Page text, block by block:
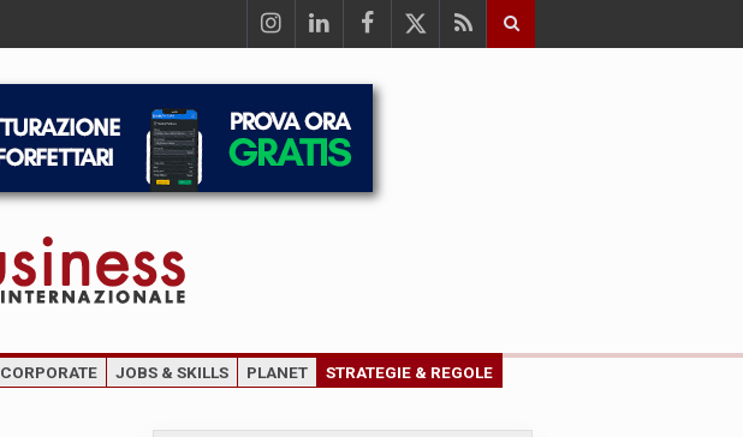
CORPORATE JOBS & SKILLS PLANET STRATEGIE & REGOLE